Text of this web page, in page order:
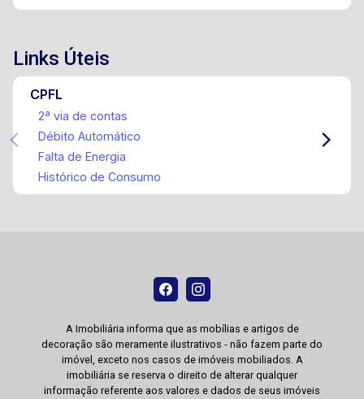
Links Úteis
CPFL
2ª via de contas
Débito Automático
Falta de Energia
Histórico de Consumo
A Imobiliária informa que as mobílias e artigos de
decoração são meramente ilustrativos - não fazem parte do
imóvel, exceto nos casos de imóveis mobiliados. A
imobiliária se reserva o direito de alterar qualquer
informação referente aos valores e dados de seus imóveis